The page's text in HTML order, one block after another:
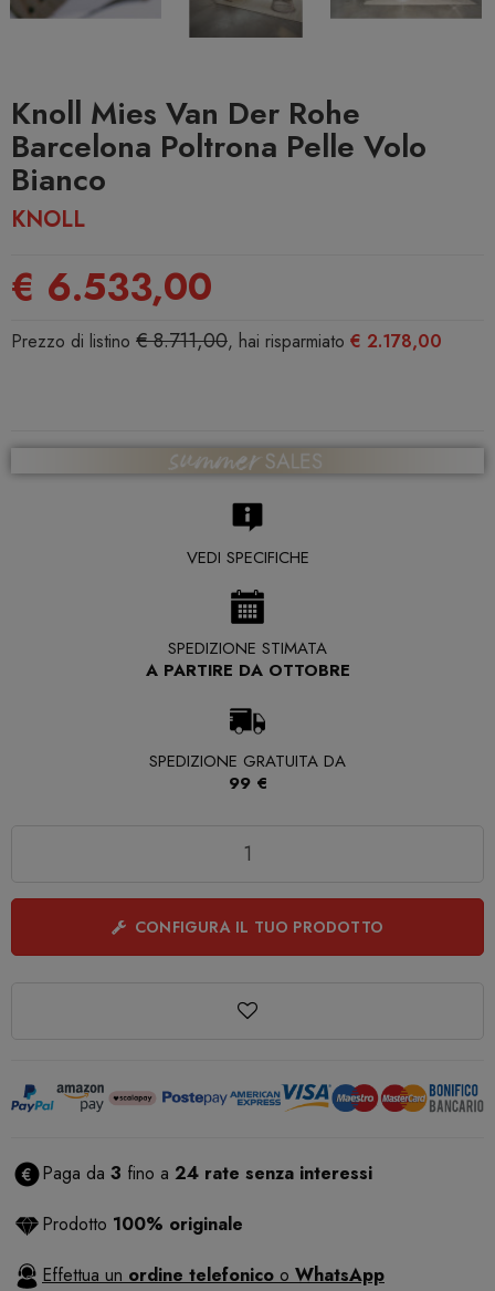
Knoll Mies Van Der Rohe
Barcelona Poltrona Pelle Volo
Bianco
KNOLL
€ 6.533,00
Prezzo di listino € 8.711,00, hai risparmiato € 2.178,00
VEDI SPECIFICHE
SPEDIZIONE STIMATA
A PARTIRE DA OTTOBRE
SPEDIZIONE GRATUITA DA
99 €
CONFIGURA IL TUO PRODOTTO
Paga da 3 fino a 24 rate senza interessi
Prodotto 100% originale
Effettua un ordine telefonico o WhatsApp